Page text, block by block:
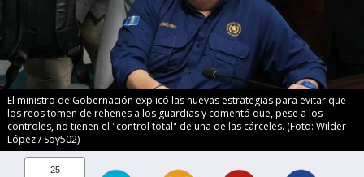
El ministro de Gobernación explicó las nuevas estrategias para evitar que
los reos tomen de rehenes a los guardias y comentó que, pese a los
controles, no tienen el "control total" de una de las cárceles. (Foto: Wilder
López / Soy502)
25